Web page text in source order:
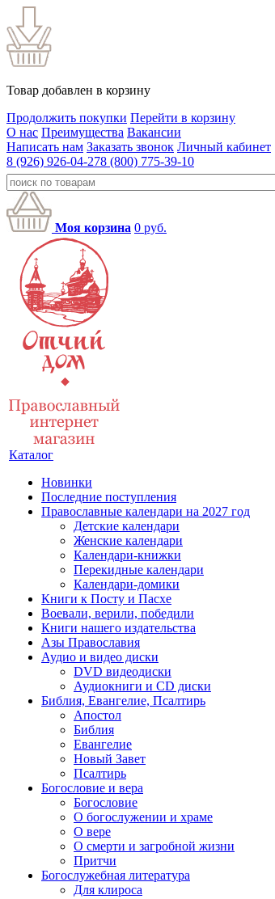
Товар добавлен в корзину
Продолжить покупки Перейти в корзину
О нас Преимущества Вакансии
Написать нам Заказать звонок Личный кабинет
8 (926) 926-04-278 (800) 775-39-10
Моя корзина 0 руб.
Каталог
Новинки
Последние поступления
Православные календари на 2027 год
Детские календари
Женские календари
Календари-книжки
Перекидные календари
Календари-домики
Книги к Посту и Пасхе
Воевали, верили, победили
Книги нашего издательства
Азы Православия
Аудио и видео диски
DVD видеодиски
Аудиокниги и CD диски
Библия, Евангелие, Псалтирь
Апостол
Библия
Евангелие
Новый Завет
Псалтирь
Богословие и вера
Богословие
О богослужении и храме
О вере
О смерти и загробной жизни
Притчи
Богослужебная литература
Для клироса